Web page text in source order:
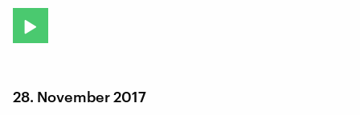
28. November 2017